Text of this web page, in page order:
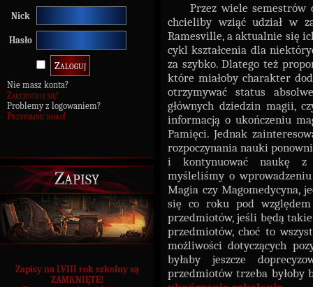
Nick
Hasło
Nie masz konta?
Zarejestruj się!
Problemy z logowaniem?
Przypomnij hasło!
Zapisy
Zapisy na LVIII rok szkolny są
ZAMKNIĘTE!
Przez wiele semestrów
chcieliby wziąć udział w
Ramesville, a aktualnie się
cykl kształcenia dla
za szybko. Dlatego też
które miałoby charakter
otrzymywać status
głównych dziedzin magii,
informacją o ukończeniu
Pamięci. Jednak
rozpoczynania nauki
i kontynuować naukę z
myśleliśmy o
Magia czy Magomedycyna,
się co roku pod względem
przedmiotów, jeśli będą
przedmiotów, choć to
możliwości dotyczących
byłaby jeszcze
przedmiotów trzeba byłoby